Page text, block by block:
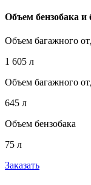
Объем бензобака и
Объем багажного
1 605 л
Объем багажного
645 л
Объем бензобака
75 л
Заказать